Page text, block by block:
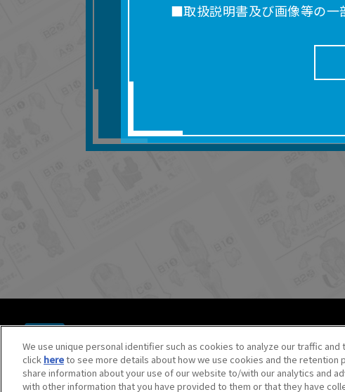
© BANDAI SPIRITS CO.,LTD. ALL RIGHTS RESERVED.
©創通・サンライズ ©創通・サンライズ・MBS
©SOTSU・SUNRISE ©SOTSU・SUNRISE・MBS
©Nintendo・Creatures・GAME FREAK・TV Tokyo・ShoPro・JR
©Pokémon. ©Nintendo/Creatures Inc./GAME FREAK inc.
We use unique personal identifier such as cookies to analyze our traffic
click hereto see more details about how we use cookies and the retention
share information about your use of our website to/with our analytics and
with other information that you have provided to them or that they have
■取扱説明書及び画像等の一
れに限りません。）する
■掲載している取扱説明書
■対象商品仕様の変更など
■当社は、取扱説明書の正
■お客様のご利用環境によっ
器、ネットワークへの障
■当社は、本サービスの内